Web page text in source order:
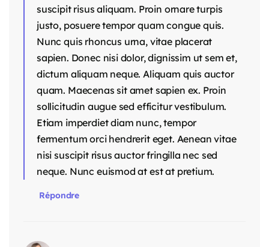
suscipit risus aliquam. Proin ornare turpis
justo, posuere tempor quam congue quis.
Nunc quis rhoncus urna, vitae placerat
sapien. Donec nisi dolor, dignissim ut sem et,
dictum aliquam neque. Aliquam quis auctor
quam. Maecenas sit amet sapien ex. Proin
sollicitudin augue sed efficitur vestibulum.
Etiam imperdiet diam nunc, tempor
fermentum orci hendrerit eget. Aenean vitae
nisi suscipit risus auctor fringilla nec sed
neque. Nunc euismod at est at pretium.
Répondre